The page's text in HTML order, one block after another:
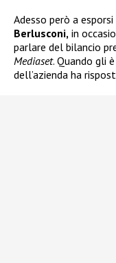
Adesso però a
Berlusconi, in
parlare del bilancio
Mediaset. Quando gli
dell’azienda ha